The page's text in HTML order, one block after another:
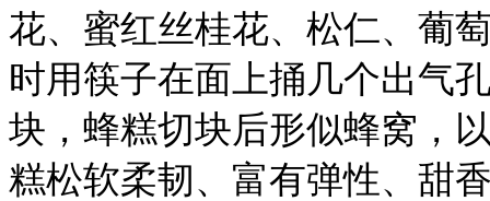
花、蜜红丝桂花、松仁、葡
时用筷子在面上捅几个出气
块，蜂糕切块后形似蜂窝，
糕松软柔韧、富有弹性、甜